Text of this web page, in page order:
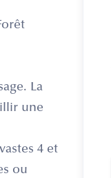
La
une
4 et
ou